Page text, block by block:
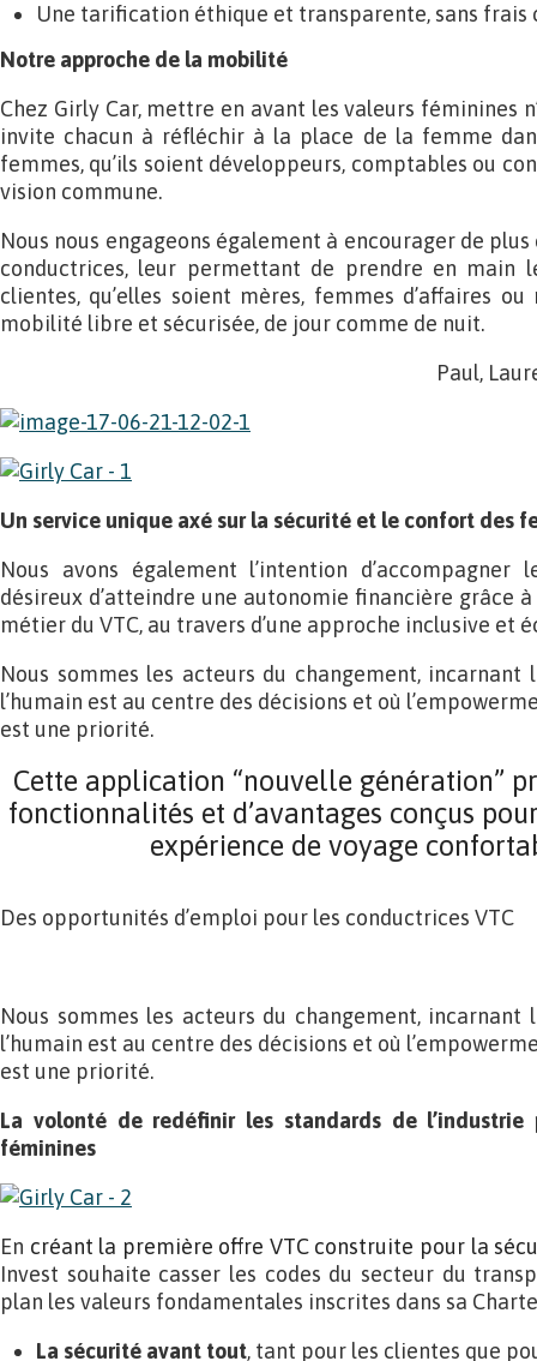
Une tarification éthique et transparente, sans frais
Notre approche de la mobilité
Chez Girly Car, mettre en avant les valeurs féminines
invite chacun à réfléchir à la place de la femme
femmes, qu’ils soient développeurs, comptables ou
vision commune.
Nous nous engageons également à encourager de
conductrices, leur permettant de prendre en main
clientes, qu’elles soient mères, femmes d’affaires
mobilité libre et sécurisée, de jour comme de nuit.
Paul,
Un service unique axé sur la sécurité et le confort des
Nous avons également l’intention
désireux d’atteindre une autonomie financière grâce
métier du VTC, au travers d’une approche inclusive et
Nous sommes les acteurs du changement,
l’humain est au centre des décisions et où
est une priorité.
Cette application “nouvelle génération”
fonctionnalités et d’avantages conçus
expérience de voyage
Des opportunités d’emploi pour les conductrices VTC
Nous sommes les acteurs du changement,
l’humain est au centre des décisions et où
est une priorité.
La volonté de redéfinir les standards de
féminines
En créant la première offre VTC construite pour la
Invest souhaite casser les codes du secteur du
plan les valeurs fondamentales inscrites dans sa
La sécurité avant tout, tant pour les clientes que